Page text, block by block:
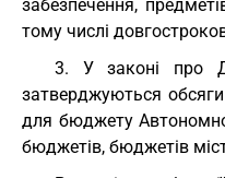
забезпечення,
тому числі
3. У законі про
затверджуються обсяги
для бюджету
бюджетів, бюджетів